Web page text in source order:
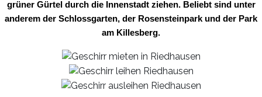
grüner Gürtel durch die Innenstadt ziehen. Beliebt sind unter
anderem der Schlossgarten, der Rosensteinpark und der Park
am Killesberg.